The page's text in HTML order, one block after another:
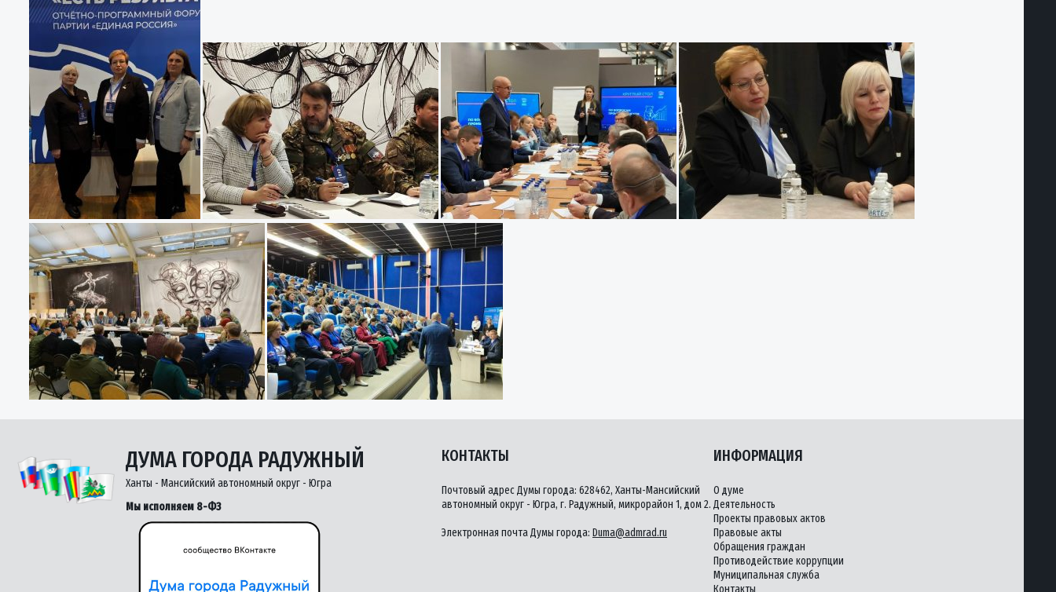
ДУМА ГОРОДА РАДУЖНЫЙ
Ханты - Мансийский автономный округ - Югра
Мы исполняем 8-ФЗ
КОНТАКТЫ
Почтовый адрес Думы города: 628462, Ханты-Мансийский
автономный округ - Югра, г. Радужный, микрорайон 1, дом 2.
Электронная почта Думы города: Duma@admrad.ru
ИНФОРМАЦИЯ
О думе
Деятельность
Проекты правовых актов
Правовые акты
Обращения граждан
Противодействие коррупции
Муниципальная служба